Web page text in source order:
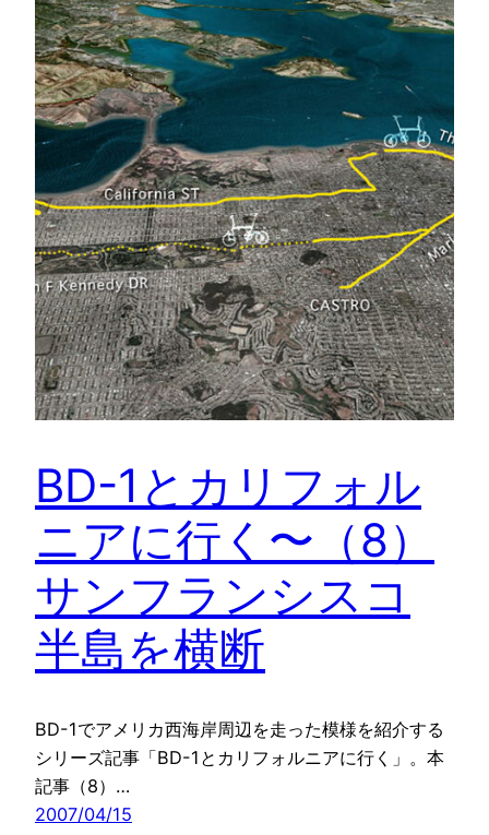
BD-1とカリフォル
ニアに行く〜（8）
サンフランシスコ
半島を横断
BD-1でアメリカ西海岸周辺を走った模様を紹介する
シリーズ記事「BD-1とカリフォルニアに行く」。本
記事（8）…
2007/04/15